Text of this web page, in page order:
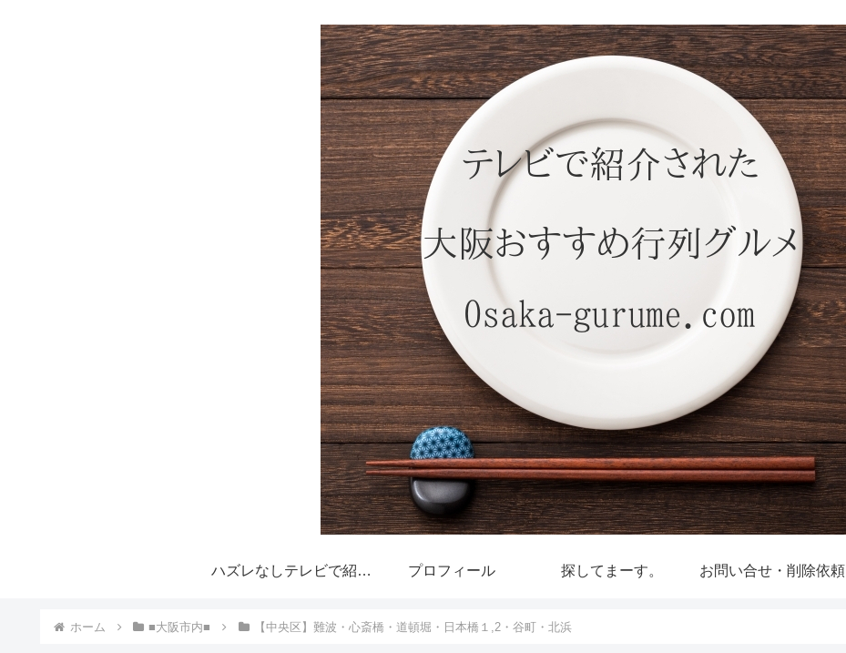
ハズレなしテレビで紹介された大阪おすすめ行列グルメ！とは？ プロフィール 探してまーす。 お問い合せ・削除依頼
ホーム ■大阪市内■ 【中央区】難波・心斎橋・道頓堀・日本橋１,2・谷町・北浜